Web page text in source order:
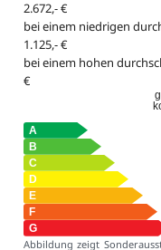
2.672,- €
bei einem niedrigen
1.125,- €
bei einem hohen
€
Abbildung zeigt